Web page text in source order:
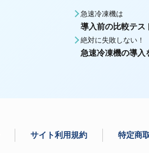
急速冷凍機は
導入前の比較テス
絶対に失敗しない！
急速冷凍機の導入
サイト利用規約 特定商